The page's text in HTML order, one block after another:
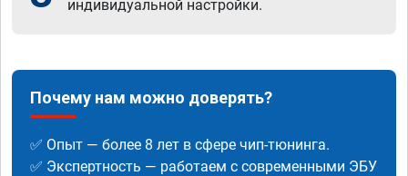
индивидуальной настройки.
Почему нам можно доверять?
✅ Опыт — более 8 лет в сфере чип-тюнинга.
✅ Экспертность — работаем с современными ЭБУ